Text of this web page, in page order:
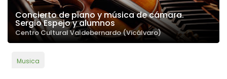
Concierto de piano y música de cámara.
Sergio Espejo y alumnos
Centro Cultural Valdebernardo (Vicálvaro)
Musica